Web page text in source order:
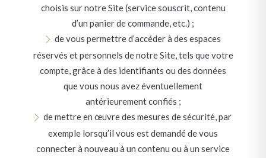
choisis sur notre Site (service souscrit, contenu
d’un panier de commande, etc.) ;
de vous permettre d’accéder à des espaces
réservés et personnels de notre Site, tels que votre
compte, grâce à des identifiants ou des données
que vous nous avez éventuellement
antérieurement confiés ;
de mettre en œuvre des mesures de sécurité, par
exemple lorsqu’il vous est demandé de vous
connecter à nouveau à un contenu ou à un service